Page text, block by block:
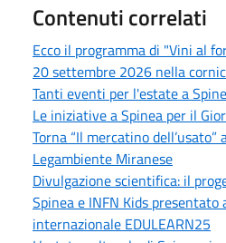
Contenuti correlati
Ecco il programma di "Vini al
20 settembre 2026 nella
Tanti eventi per l'estate a
Le iniziative a Spinea per il
Torna “Il mercatino
Legambiente Miranese
Divulgazione scientifica: il
Spinea e INFN Kids presentato
internazionale EDULEARN25